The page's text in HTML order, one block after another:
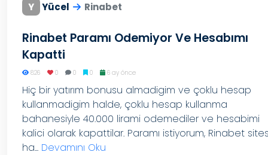
Y Yücel Rinabet
Rinabet Paramı Odemiyor Ve Hesabımı
Kapatti
826 0 0 0 6 ay önce
Hiç bir yatırım bonusu almadigim ve çoklu hesap
kullanmadigim halde, çoklu hesap kullanma
bahanesiyle 40.000 lirami odemediler ve hesabimi
kalici olarak kapattilar. Paramı istiyorum, Rinabet
ha... Devamını Oku